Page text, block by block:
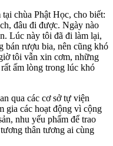
chùa Phật Học, cho biết:
đâu đi được. Ngày nào
Lúc này tôi đã đi làm lại,
bán rượu bia, nên cũng khó
tôi vẫn xin cơm, những
ấm lòng trong lúc khó
qua các cơ sở tự viện
gia các hoạt động vì cộng
nhu yếu phẩm để trao
thân tương ai cùng